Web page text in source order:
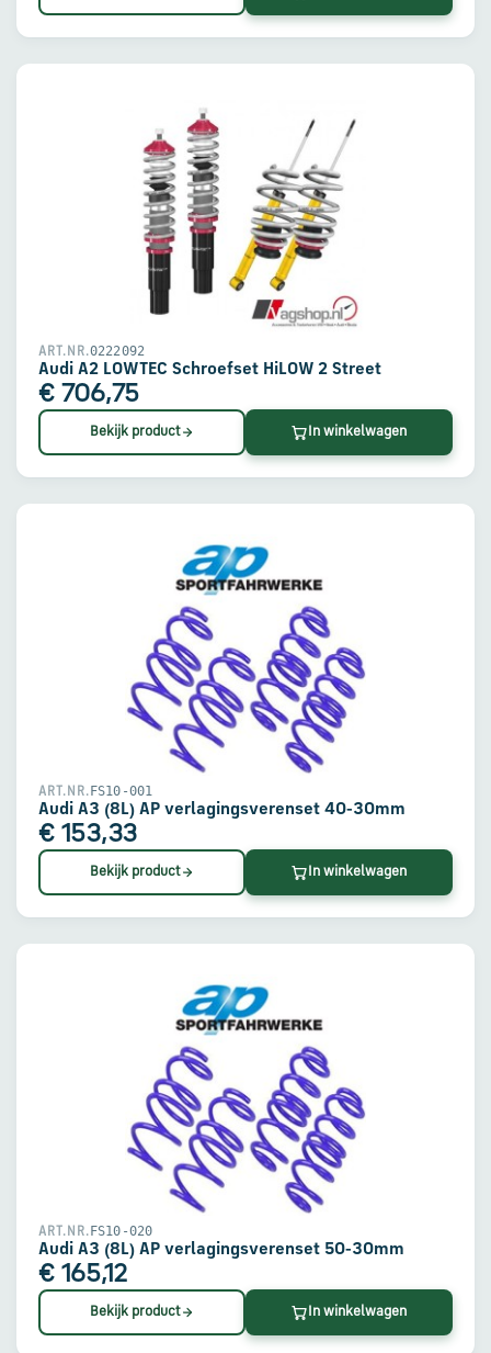
ART.NR.0222092
Audi A2 LOWTEC Schroefset HiLOW 2 Street
€ 706,75
Bekijk product In winkelwagen
ART.NR.FS10-001
Audi A3 (8L) AP verlagingsverenset 40-30mm
€ 153,33
Bekijk product In winkelwagen
ART.NR.FS10-020
Audi A3 (8L) AP verlagingsverenset 50-30mm
€ 165,12
Bekijk product In winkelwagen